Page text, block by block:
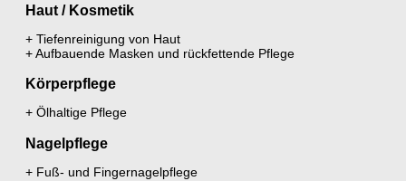
Haut / Kosmetik
+ Tiefenreinigung von Haut
+ Aufbauende Masken und rückfettende Pflege
Körperpflege
+ Ölhaltige Pflege
Nagelpflege
+ Fuß- und Fingernagelpflege